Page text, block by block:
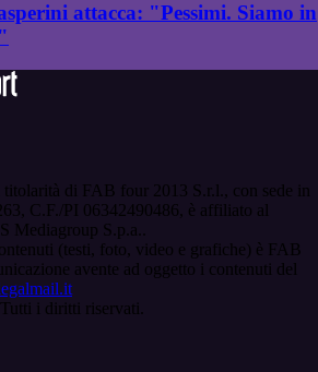
attacca: "Pessimi. Siamo in
di FAB four 2013 S.r.l., con sede in
C.F./PI 06342490486, è affiliato al
Mediagroup S.p.a..
(testi, foto, video e grafiche) è FAB
avente ad oggetto i contenuti del
i diritti riservati.